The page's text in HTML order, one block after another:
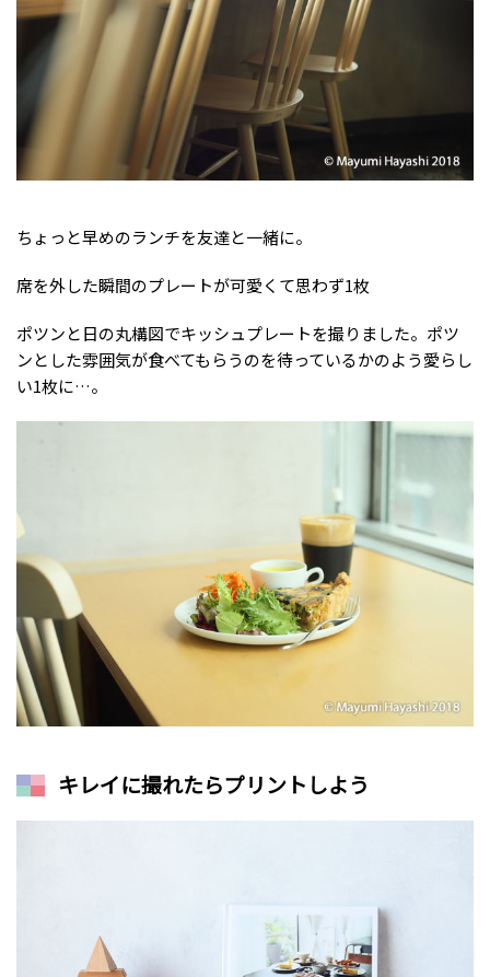
ちょっと早めのランチを友達と一緒に。
席を外した瞬間のプレートが可愛くて思わず1枚
ポツンと日の丸構図でキッシュプレートを撮りました。ポツ
ンとした雰囲気が食べてもらうのを待っているかのよう愛らし
い1枚に…。
キレイに撮れたらプリントしよう